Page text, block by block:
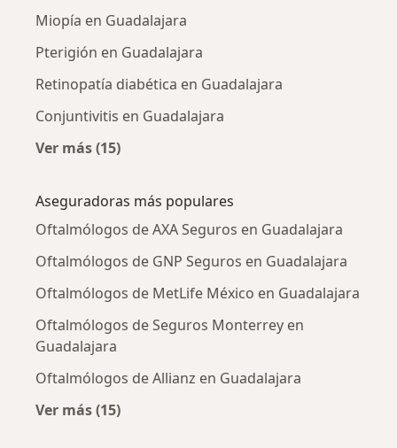
Miopía en Guadalajara
Pterigión en Guadalajara
Retinopatía diabética en Guadalajara
Conjuntivitis en Guadalajara
Ver más (15)
Aseguradoras más populares
Oftalmólogos de AXA Seguros en Guadalajara
Oftalmólogos de GNP Seguros en Guadalajara
Oftalmólogos de MetLife México en Guadalajara
Oftalmólogos de Seguros Monterrey en
Guadalajara
Oftalmólogos de Allianz en Guadalajara
Ver más (15)